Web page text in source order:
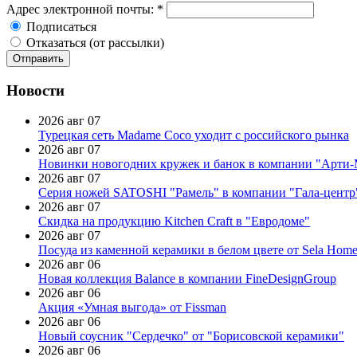
Адрес электронной почты: *
Подписаться
Отказаться (от рассылки)
Новости
2026 авг 07
Турецкая сеть Madame Coco уходит с российского рынка
2026 авг 07
Новинки новогодних кружек и банок в компании
2026 авг 07
Серия ножей SATOSHI "Рамель" в компании "Гала-
2026 авг 07
Скидка на продукцию Kitchen Craft в "Евродоме"
2026 авг 07
Посуда из каменной керамики в белом цвете от Sela Home
2026 авг 06
Новая коллекция Balance в компании FineDesignGroup
2026 авг 06
Акция «Умная выгода» от Fissman
2026 авг 06
Новый соусник "Сердечко" от "Борисовской керамики"
2026 авг 06